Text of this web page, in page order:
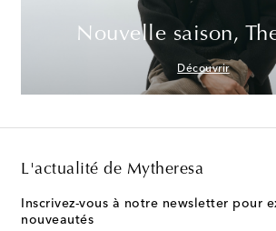
Nouvelle saison,
Découvrir
L'actualité de Mytheresa
Inscrivez-vous à notre newsletter pour
nouveautés